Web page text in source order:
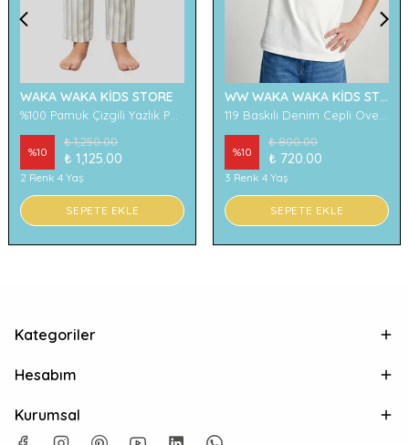
WAKA WAKA KİDS STORE
%10
₺ 1,250.00
₺ 1,125.00
2 Renk 4 Yaş
SEPETE EKLE
WW WAKA WAKA KİDS STORE
%10
₺ 800.00
₺ 720.00
3 Renk 4 Yaş
SEPETE EKLE
Kategoriler
Hesabım
Kurumsal